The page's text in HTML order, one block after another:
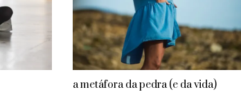
a metáfora da pedra (e da vida)